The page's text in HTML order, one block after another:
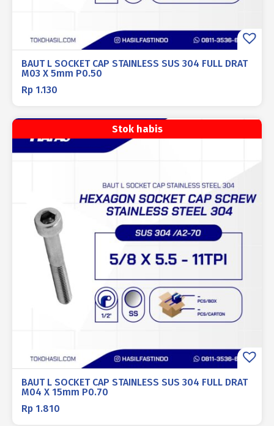
BAUT L SOCKET CAP STAINLESS SUS 304 FULL DRAT
M03 X 5mm P0.50
Rp 1.130
Stok habis
BAUT L SOCKET CAP STAINLESS SUS 304 FULL DRAT
M04 X 15mm P0.70
Rp 1.810